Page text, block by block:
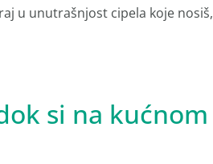
u unutrašnjost cipela koje nosiš,
si na kućnom